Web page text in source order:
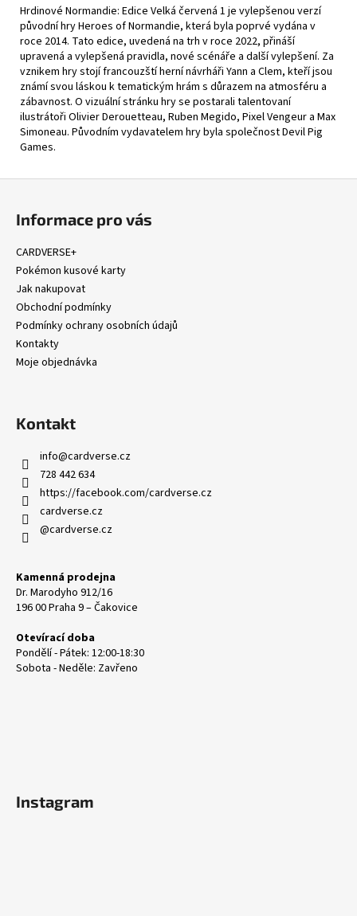
Hrdinové Normandie: Edice Velká červená 1 je vylepšenou verzí
původní hry Heroes of Normandie, která byla poprvé vydána v
roce 2014. Tato edice, uvedená na trh v roce 2022, přináší
upravená a vylepšená pravidla, nové scénáře a další vylepšení. Za
vznikem hry stojí francouzští herní návrháři Yann a Clem, kteří jsou
známí svou láskou k tematickým hrám s důrazem na atmosféru a
zábavnost. O vizuální stránku hry se postarali talentovaní
ilustrátoři Olivier Derouetteau, Ruben Megido, Pixel Vengeur a Max
Simoneau. Původním vydavatelem hry byla společnost Devil Pig
Games.
Informace pro vás
CARDVERSE+
Pokémon kusové karty
Jak nakupovat
Obchodní podmínky
Podmínky ochrany osobních údajů
Kontakty
Moje objednávka
Kontakt
info@cardverse.cz
728 442 634
https://facebook.com/cardverse.cz
cardverse.cz
@cardverse.cz
Kamenná prodejna
Dr. Marodyho 912/16
196 00 Praha 9 – Čakovice
Otevírací doba
Pondělí - Pátek: 12:00-18:30
Sobota - Neděle: Zavřeno
Instagram